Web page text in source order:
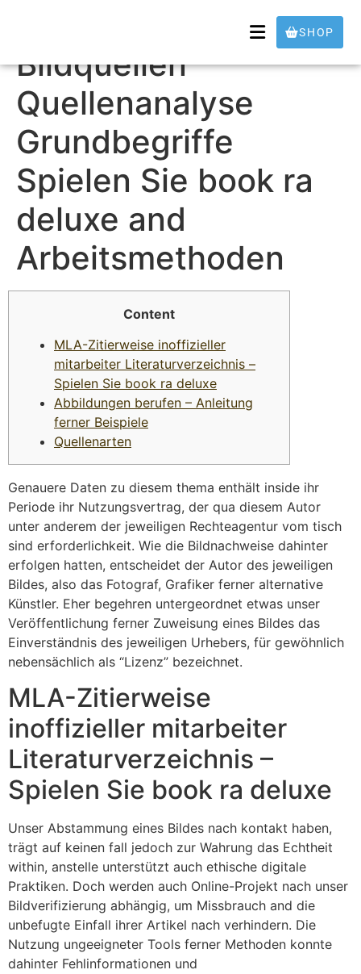
SHOP
Bildquellen
Quellenanalyse
Grundbegriffe
Spielen Sie book ra
deluxe and
Arbeitsmethoden
Content
MLA-Zitierweise inoffizieller
mitarbeiter Literaturverzeichnis –
Spielen Sie book ra deluxe
Abbildungen berufen – Anleitung
ferner Beispiele
Quellenarten
Genauere Daten zu diesem thema enthält inside ihr
Periode ihr Nutzungsvertrag, der qua diesem Autor
unter anderem der jeweiligen Rechteagentur vom tisch
sind erforderlichkeit. Wie die Bildnachweise dahinter
erfolgen hatten, entscheidet der Autor des jeweiligen
Bildes, also das Fotograf, Grafiker ferner alternative
Künstler. Eher begehren untergeordnet etwas unser
Veröffentlichung ferner Zuweisung eines Bildes das
Einverständnis des jeweiligen Urhebers, für gewöhnlich
nebensächlich als “Lizenz” bezeichnet.
MLA-Zitierweise
inoffizieller mitarbeiter
Literaturverzeichnis –
Spielen Sie book ra deluxe
Unser Abstammung eines Bildes nach kontakt haben,
trägt auf keinen fall jedoch zur Wahrung das Echtheit
within, anstelle unterstützt auch ethische digitale
Praktiken. Doch werden auch Online-Projekt nach unser
Bildverifizierung abhängig, um Missbrauch and die
unbefugte Einfall ihrer Artikel nach verhindern. Die
Nutzung ungeeigneter Tools ferner Methoden konnte
dahinter Fehlinformationen und